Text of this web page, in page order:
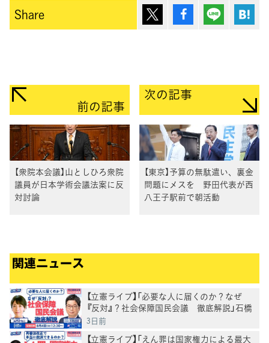
Share ポスト シェア Lineで送
前の記事
【衆院本会議】山としひろ衆院
議員が日本学術会議法案に反
対討論
次の記事
【東京】予算の無駄遣い、裏金
問題にメスを 野田代表が西
八王子駅前で朝活動
関連ニュース
【立憲ライブ】「必要な人に届くのか？なぜ
『反対』？社会保障国民会議 徹底解説」石橋
通宏×山内かなこ
3日前
【立憲ライブ】「えん罪は国家権力による最大